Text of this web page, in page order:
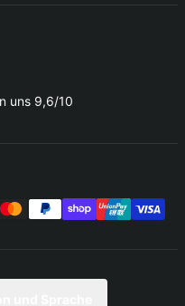
uns 9,6/10
und Sprache